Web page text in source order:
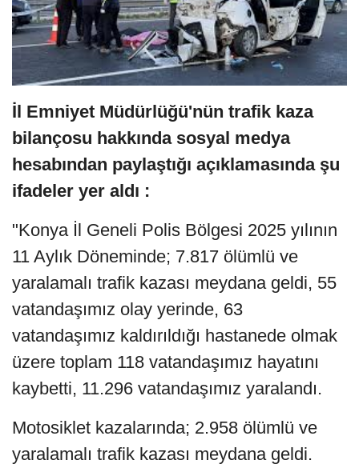
İl Emniyet Müdürlüğü'nün trafik kaza
bilançosu hakkında sosyal medya
hesabından paylaştığı açıklamasında şu
ifadeler yer aldı :
"Konya İl Geneli Polis Bölgesi 2025 yılının
11 Aylık Döneminde; 7.817 ölümlü ve
yaralamalı trafik kazası meydana geldi, 55
vatandaşımız olay yerinde, 63
vatandaşımız kaldırıldığı hastanede olmak
üzere toplam 118 vatandaşımız hayatını
kaybetti, 11.296 vatandaşımız yaralandı.
Motosiklet kazalarında; 2.958 ölümlü ve
yaralamalı trafik kazası meydana geldi.